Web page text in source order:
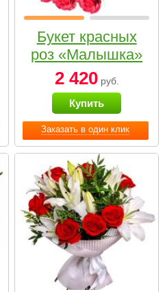
Заказать в один клик
Букет красных
роз «Малышка»
2 420руб.
Купить